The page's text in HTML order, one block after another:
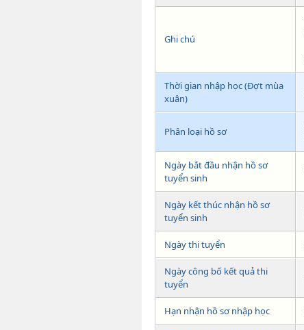
Ghi chú
Thời gian nhập học (Đợt mùa
xuân)
Phân loại hồ sơ
Ngày bắt đầu nhận hồ sơ
tuyển sinh
Ngày kết thúc nhận hồ sơ
tuyển sinh
Ngày thi tuyển
Ngày công bố kết quả thi
tuyển
Hạn nhận hồ sơ nhập học